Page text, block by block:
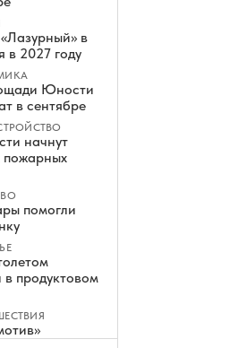
в
в 2027 году
Юности
в сентябре
начнут
пожарных
помогли
продуктовом